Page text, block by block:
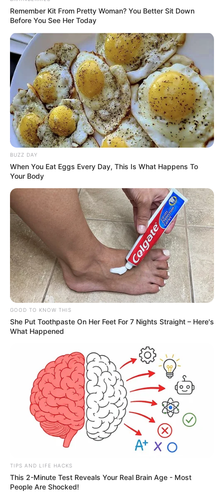
Remember Kit From Pretty Woman? You Better Sit Down
Before You See Her Today
BUZZ DAY
When You Eat Eggs Every Day, This Is What Happens To
Your Body
GOOD TO KNOW THIS
She Put Toothpaste On Her Feet For 7 Nights Straight – Here's
What Happened
TIPS AND LIFE HACKS
This 2-Minute Test Reveals Your Real Brain Age - Most
People Are Shocked!